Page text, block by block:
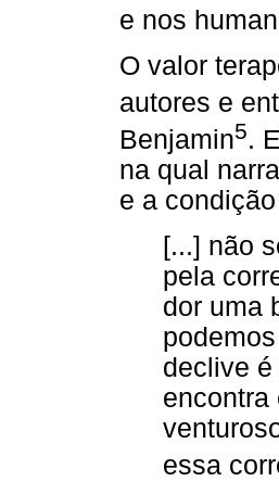
e nos
O valor
autores e
Benjamin5.
na qual
e a
[...] não
pela
dor uma
declive
encontra
essa